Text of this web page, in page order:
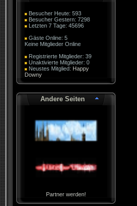
Besucher Heute: 593
Besucher Gestern: 7298
Letzten 7 Tage: 45696
Gäste Online: 5
Keine Mitglieder Online
Registrierte Mitglieder: 39
Unaktivierte Mitglieder: 0
Neustes Mitglied: Happy
Downy
Andere Seiten
Partner werden!